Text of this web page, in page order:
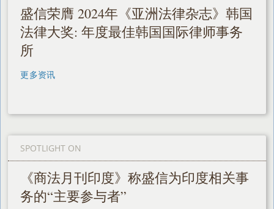
盛信荣膺 2024年《亚洲法律杂志》韩国
法律大奖: 年度最佳韩国国际律师事务
所
更多资讯
SPOTLIGHT ON
《商法月刊印度》称盛信为印度相关事
务的“主要参与者”